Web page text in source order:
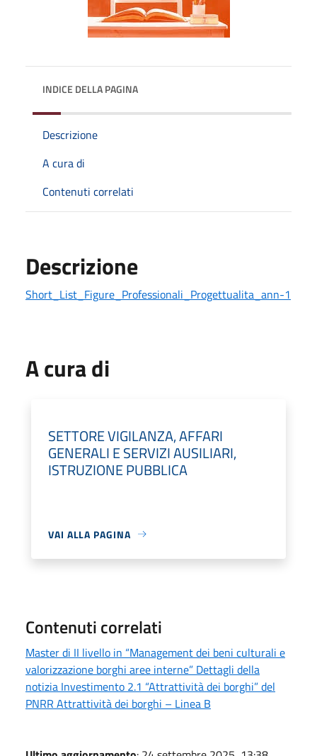
INDICE DELLA PAGINA
Descrizione
A cura di
Contenuti correlati
Descrizione
Short_List_Figure_Professionali_Progettualita_ann-1
A cura di
SETTORE VIGILANZA, AFFARI
GENERALI E SERVIZI AUSILIARI,
ISTRUZIONE PUBBLICA
VAI ALLA PAGINA
Contenuti correlati
Master di II livello in “Management dei beni culturali e
valorizzazione borghi aree interne” Dettagli della
notizia Investimento 2.1 “Attrattività dei borghi” del
PNRR Attrattività dei borghi – Linea B